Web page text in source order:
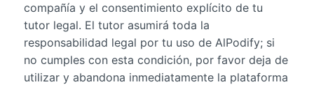
compañía y el consentimiento explícito de tu
tutor legal. El tutor asumirá toda la
responsabilidad legal por tu uso de AlPodify; si
no cumples con esta condición, por favor deja de
utilizar y abandona inmediatamente la plataforma